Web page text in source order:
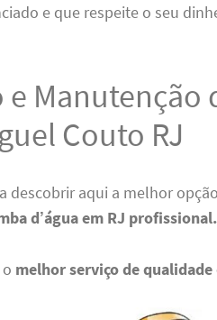
e que respeite o seu
e Manutenção
Couto RJ
descobrir aqui a melhor
d’água em RJ profissional.
melhor serviço de